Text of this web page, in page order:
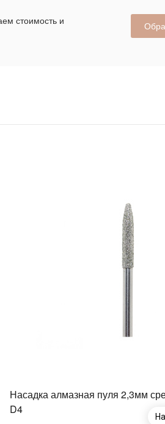
стоимость и
Насадка алмазная пуля 2,3мм
D4